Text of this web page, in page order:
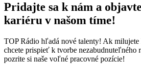
Pridajte sa k nám a
kariéru v našom tíme!
TOP Rádio hľadá nové talenty! Ak
chcete prispieť k tvorbe nezabudnuteľného
pozrite si naše voľné pracovné pozície!